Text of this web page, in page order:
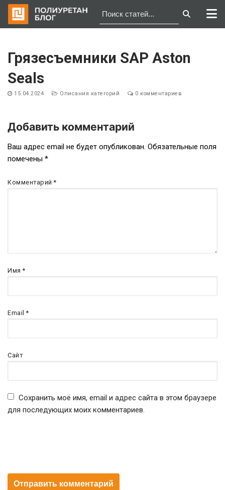
содержимому
Грязесъемники SAP Aston
Seals
15.04.2024 Описания категорий 0 комментариев
Навигация
по
записям
Добавить комментарий
Ваш адрес email не будет опубликован. Обязательные поля
помечены *
Комментарий*
Имя*
Email*
Сайт
Сохранить моё имя, email и адрес сайта в этом браузере
для последующих моих комментариев.